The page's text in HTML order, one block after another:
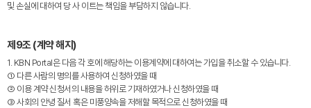
및 손실에 대하여 당 사 이트는 책임을 부담하지 않습니다.
제9조 (계약 해지)
1. KBN Portal은 다음 각 호에 해당하는 이용계약에 대하여는 가입을 취소할 수 있습니다.
① 다른 사람의 명의를 사용하여 신청하였을 때
② 이용 계약 신청서의 내용을 허위로 기재하였거나 신청하였을 때
③ 사회의 안녕 질서 혹은 미풍양속을 저해할 목적으로 신청하였을 때